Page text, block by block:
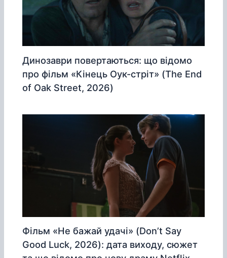
Динозаври повертаються: що відомо
про фільм «Кінець Оук-стріт» (The End
of Oak Street, 2026)
Фільм «Не бажай удачі» (Don’t Say
Good Luck, 2026): дата виходу, сюжет